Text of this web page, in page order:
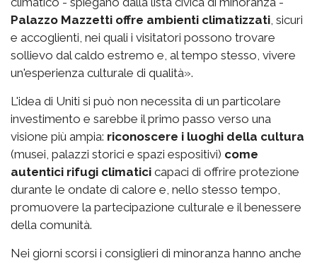
Palazzo Mazzetti offre ambienti climatizzati, sicuri
e accoglienti, nei quali i visitatori possono trovare
sollievo dal caldo estremo e, al tempo stesso, vivere
un'esperienza culturale di qualità».
L'idea di Uniti si può non necessita di un particolare
investimento e sarebbe il primo passo verso una
visione più ampia: riconoscere i luoghi della cultura
(musei, palazzi storici e spazi espositivi) come
autentici rifugi climatici capaci di offrire protezione
durante le ondate di calore e, nello stesso tempo,
promuovere la partecipazione culturale e il benessere
della comunità.
Nei giorni scorsi i consiglieri di minoranza hanno anche